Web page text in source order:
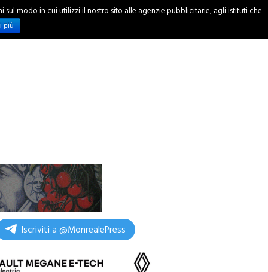
INCHIESTE
Iscriviti a @MonrealePress
modo in cui utilizzi il nostro sito alle agenzie pubblicitarie, agli istituti che
più